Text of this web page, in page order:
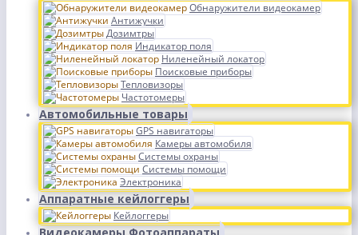
Обнаружители видеокамер
Антижучки
Дозимтры
Индикатор поля
Ниленейный локатор
Поисковые приборы
Тепловизоры
Частотомеры
Автомобильные товары
GPS навигаторы
Камеры автомобиля
Системы охраны
Системы помощи
Электроника
Аппаратные кейлоггеры
Кейлоггеры